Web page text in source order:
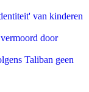
van kinderen
door
Taliban geen